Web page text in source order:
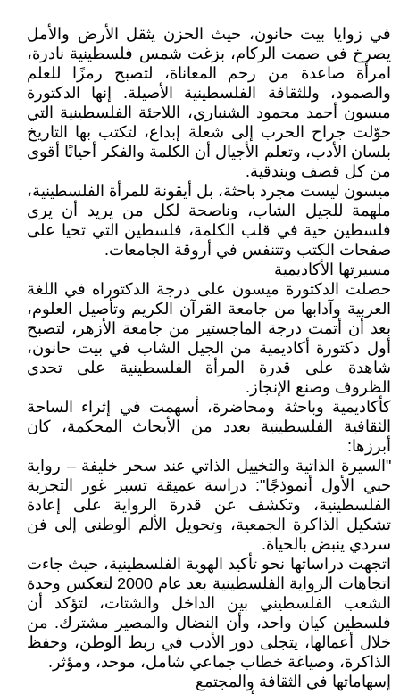
في زوايا بيت حانون، حيث الحزن يثقل الأرض والأمل
يصرخ في صمت الركام، بزغت شمس فلسطينية نادرة،
امرأة صاعدة من رحم المعاناة، لتصبح رمزًا للعلم
والصمود، وللثقافة الفلسطينية الأصيلة. إنها الدكتورة
ميسون أحمد محمود الشنباري، اللاجئة الفلسطينية التي
حوّلت جراح الحرب إلى شعلة إبداع، لتكتب بها التاريخ
بلسان الأدب، وتعلم الأجيال أن الكلمة والفكر أحيانًا أقوى
من كل قصف وبندقية.
ميسون ليست مجرد باحثة، بل أيقونة للمرأة الفلسطينية،
ملهمة للجيل الشاب، وناصحة لكل من يريد أن يرى
فلسطين حية في قلب الكلمة، فلسطين التي تحيا على
صفحات الكتب وتتنفس في أروقة الجامعات.
مسيرتها الأكاديمية
حصلت الدكتورة ميسون على درجة الدكتوراه في اللغة
العربية وآدابها من جامعة القرآن الكريم وتأصيل العلوم،
بعد أن أتمت درجة الماجستير من جامعة الأزهر، لتصبح
أول دكتورة أكاديمية من الجيل الشاب في بيت حانون،
شاهدة على قدرة المرأة الفلسطينية على تحدي
الظروف وصنع الإنجاز.
كأكاديمية وباحثة ومحاضرة، أسهمت في إثراء الساحة
الثقافية الفلسطينية بعدد من الأبحاث المحكمة، كان
أبرزها:
"السيرة الذاتية والتخييل الذاتي عند سحر خليفة – رواية
حبي الأول أنموذجًا": دراسة عميقة تسبر غور التجربة
الفلسطينية، وتكشف عن قدرة الرواية على إعادة
تشكيل الذاكرة الجمعية، وتحويل الألم الوطني إلى فن
سردي ينبض بالحياة.
اتجهت دراساتها نحو تأكيد الهوية الفلسطينية، حيث جاءت
اتجاهات الرواية الفلسطينية بعد عام 2000 لتعكس وحدة
الشعب الفلسطيني بين الداخل والشتات، لتؤكد أن
فلسطين كيان واحد، وأن النضال والمصير مشترك. من
خلال أعمالها، يتجلى دور الأدب في ربط الوطن، وحفظ
الذاكرة، وصياغة خطاب جماعي شامل، موحد، ومؤثر.
إسهاماتها في الثقافة والمجتمع